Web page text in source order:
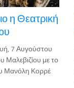
η Θεατρική
7 Αυγούστου
Μαλεβιζίου με το
Μανόλη Κορρέ